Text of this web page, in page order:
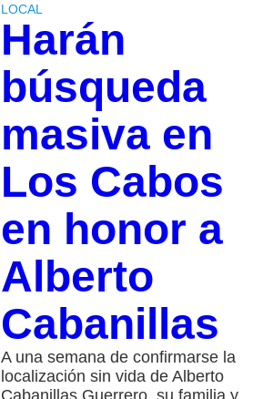
LOCAL
Harán
búsqueda
masiva en
Los Cabos
en honor a
Alberto
Cabanillas
A una semana de confirmarse la
localización sin vida de Alberto
Cabanillas Guerrero, su familia y